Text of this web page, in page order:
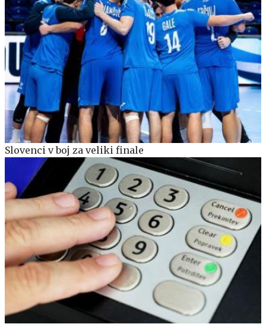
Slovenci v boj za veliki finale